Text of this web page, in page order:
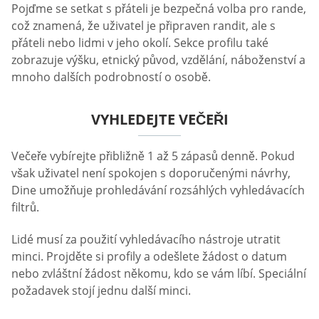
Pojďme se setkat s přáteli je bezpečná volba pro rande,
což znamená, že uživatel je připraven randit, ale s
přáteli nebo lidmi v jeho okolí. Sekce profilu také
zobrazuje výšku, etnický původ, vzdělání, náboženství a
mnoho dalších podrobností o osobě.
VYHLEDEJTE VEČEŘI
Večeře vybírejte přibližně 1 až 5 zápasů denně. Pokud
však uživatel není spokojen s doporučenými návrhy,
Dine umožňuje prohledávání rozsáhlých vyhledávacích
filtrů.
Lidé musí za použití vyhledávacího nástroje utratit
minci. Projděte si profily a odešlete žádost o datum
nebo zvláštní žádost někomu, kdo se vám líbí. Speciální
požadavek stojí jednu další minci.